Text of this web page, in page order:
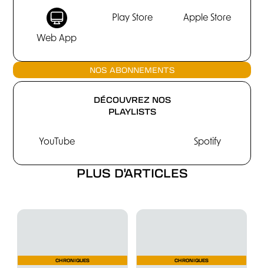
Web App
Play Store Apple Store
NOS ABONNEMENTS
DÉCOUVREZ NOS
PLAYLISTS
YouTube Spotify
PLUS D'ARTICLES
CHRONIQUES CHRONIQUES